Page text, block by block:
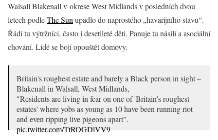
Walsall Blakenall v okrese West Midlands v posledních dvou
letech podleThe Sun upadlo do naprostého „havarijního stavu“.
Řádí tu výtržníci, často i desetileté děti. Panuje tu násilí a asociální
chování. Lidé se bojí opouštět domovy.
Britain's roughest estate and barely a Black person in sight –
Blakenall in Walsall, West Midlands,
"Residents are living in fear on one of 'Britain's roughest
estates' where yobs as young as 10 have been running riot
and even ripping live pigeons apart".
pic.twitter.com/TtROGDlVV9